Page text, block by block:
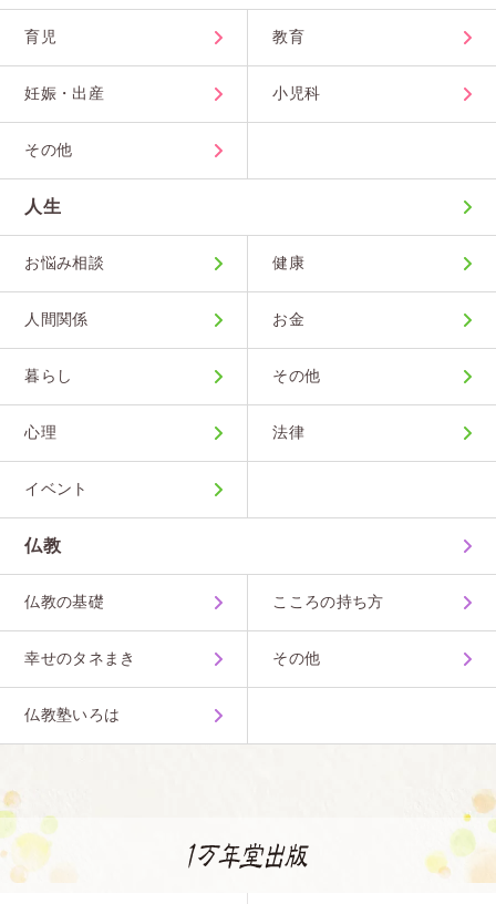
育児 教育
妊娠・出産 小児科
その他
人生
お悩み相談 健康
人間関係 お金
暮らし その他
心理 法律
イベント
仏教
仏教の基礎 こころの持ち方
幸せのタネまき その他
仏教塾いろは